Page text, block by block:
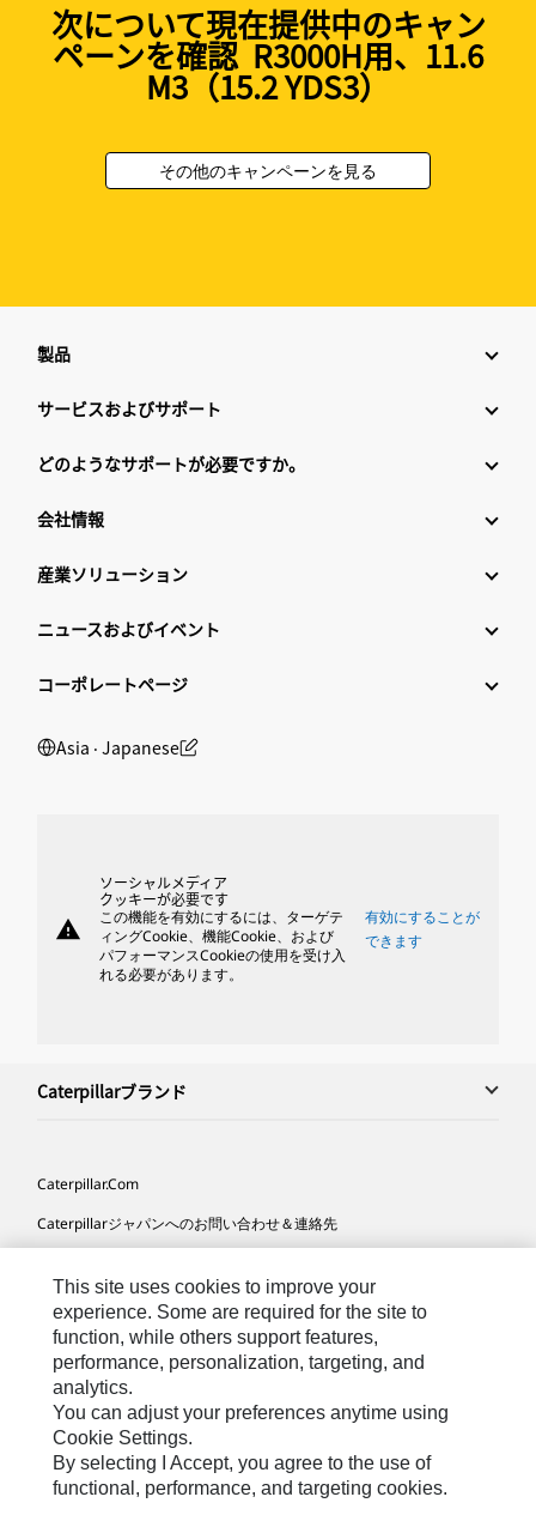
次について現在提供中のキャン
ペーンを確認 R3000H用、11.6
M3（15.2 YDS3）
その他のキャンペーンを見る
製品
サービスおよびサポート
どのようなサポートが必要ですか。
会社情報
産業ソリューション
ニュースおよびイベント
コーポレートページ
Asia ‧ Japanese
warning
ソーシャルメディア
クッキーが必要です
この機能を有効にするには、ターゲテ
ィングCookie、機能Cookie、および
パフォーマンスCookieの使用を受け入
れる必要があります。
有効にすることが
できます
Caterpillarブランド
Caterpillar.com
Caterpillarジャパンへのお問い合わせ＆連絡先
サイト･マップ
Cookie Settings
法的事項
プライバシー
This site uses cookies to improve your
experience. Some are required for the site to
function, while others support features,
performance, personalization, targeting, and
analytics.
You can adjust your preferences anytime using
Cookie Settings.
By selecting I Accept, you agree to the use of
functional, performance, and targeting cookies.